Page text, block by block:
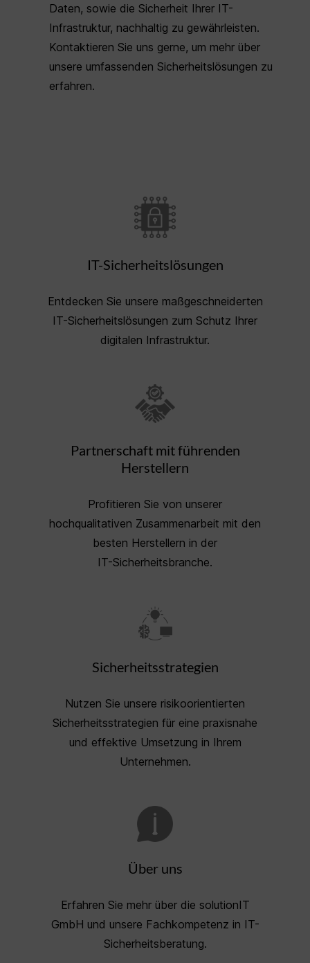
Daten, sowie die Sicherheit Ihrer IT-
Infrastruktur, nachhaltig zu gewährleisten.
Kontaktieren Sie uns gerne, um mehr über
unsere umfassenden Sicherheitslösungen zu
erfahren.
IT-Sicherheitslösungen
Entdecken Sie unsere maßgeschneiderten
IT-Sicherheitslösungen zum Schutz Ihrer
digitalen Infrastruktur.
Partnerschaft mit führenden
Herstellern
Profitieren Sie von unserer
hochqualitativen Zusammenarbeit mit den
besten Herstellern in der
IT-Sicherheitsbranche.
Sicherheitsstrategien
Nutzen Sie unsere risikoorientierten
Sicherheitsstrategien für eine praxisnahe
und effektive Umsetzung in Ihrem
Unternehmen.
Über uns
Erfahren Sie mehr über die solutionIT
GmbH und unsere Fachkompetenz in IT-
Sicherheitsberatung.